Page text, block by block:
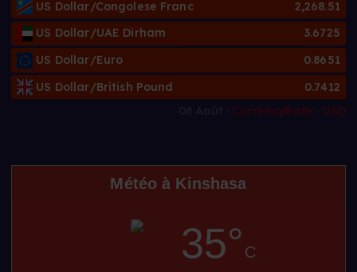
US Dollar/Congolese Franc
2,268.51
US Dollar/UAE Dirham
3.6725
US Dollar/Euro
0.8651
US Dollar/British Pound
0.7412
CurrencyRate USD
Météo à Kinshasa
35° C